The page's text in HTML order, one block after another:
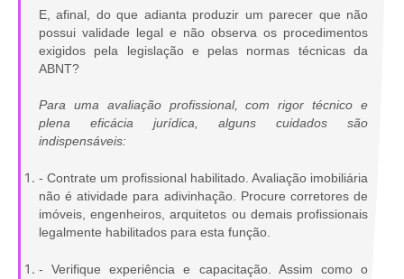
E, afinal, do que adianta produzir um parecer que não
possui validade legal e não observa os procedimentos
exigidos pela legislação e pelas normas técnicas da
ABNT?
Para uma avaliação profissional, com rigor técnico e
plena eficácia jurídica, alguns cuidados são
indispensáveis:
- Contrate um profissional habilitado. Avaliação imobiliária
não é atividade para adivinhação. Procure corretores de
imóveis, engenheiros, arquitetos ou demais profissionais
legalmente habilitados para esta função.
- Verifique experiência e capacitação. Assim como o